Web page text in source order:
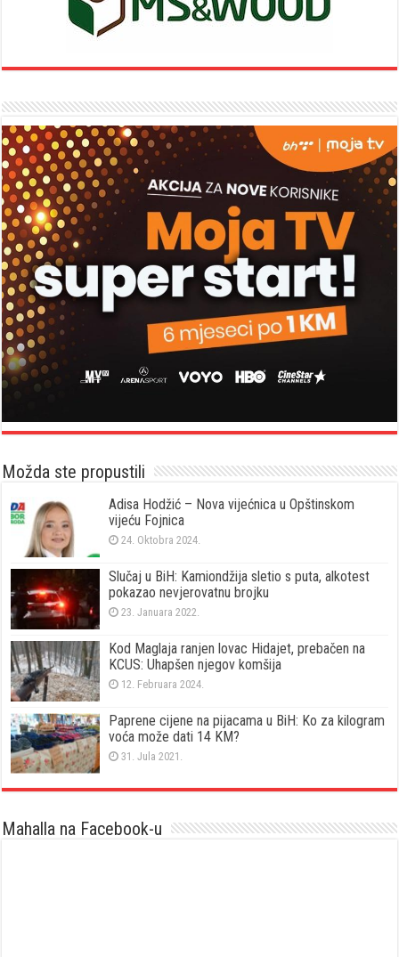
Možda ste propustili
Adisa Hodžić – Nova vijećnica u Opštinskom
vijeću Fojnica
24. Oktobra 2024.
Slučaj u BiH: Kamiondžija sletio s puta, alkotest
pokazao nevjerovatnu brojku
23. Januara 2022.
Kod Maglaja ranjen lovac Hidajet, prebačen na
KCUS: Uhapšen njegov komšija
12. Februara 2024.
Paprene cijene na pijacama u BiH: Ko za kilogram
voća može dati 14 KM?
31. Jula 2021.
Mahalla na Facebook-u